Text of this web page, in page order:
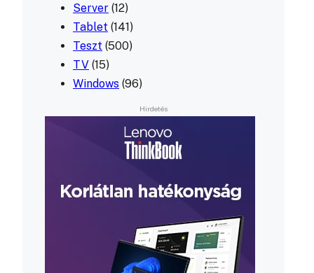
Server (12)
Tablet (141)
Teszt (500)
TV (15)
Windows (96)